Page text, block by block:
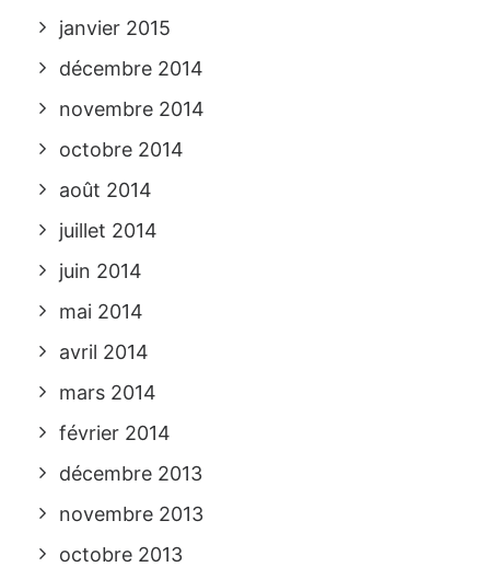
janvier 2015
décembre 2014
novembre 2014
octobre 2014
août 2014
juillet 2014
juin 2014
mai 2014
avril 2014
mars 2014
février 2014
décembre 2013
novembre 2013
octobre 2013